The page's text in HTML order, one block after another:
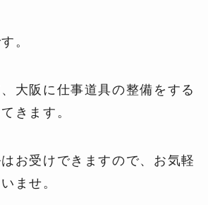
。
大阪に仕事道具の整備をする
きます。
お受けできますので、お気軽
ませ。